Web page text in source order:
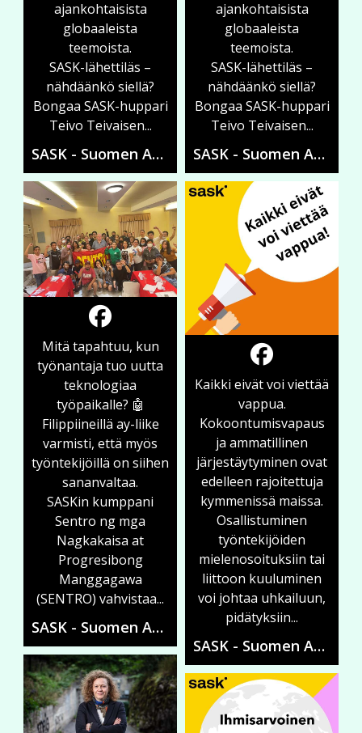
ajankohtaisista
globaaleista
teemoista.
SASK-lähettiläs –
nähdäänkö siellä?
Bongaa SASK-huppari
Teivo Teivaisen...
SASK - Suomen Ammattiliittojen Solidaarisuuskeskus
Mitä tapahtuu, kun
työnantaja tuo uutta
teknologiaa
työpaikalle? 🤖
Filippiineillä ay-liike
varmisti, että myös
työntekijöillä on siihen
sananvaltaa.
SASKin kumppani
Sentro ng mga
Nagkakaisa at
Progresibong
Manggagawa
(SENTRO) vahvistaa...
SASK - Suomen Ammattiliittojen Solidaarisuuskeskus
ajankohtaisista
globaaleista
teemoista.
SASK-lähettiläs –
nähdäänkö siellä?
Bongaa SASK-huppari
Teivo Teivaisen...
SASK - Suomen Ammattiliittojen Solidaarisuuskeskus
Kaikki eivät voi viettää
vappua.
Kokoontumisvapaus
ja ammatillinen
järjestäytyminen ovat
edelleen rajoitettuja
kymmenissä maissa.
Osallistuminen
työntekijöiden
mielenosoituksiin tai
liittoon kuuluminen
voi johtaa uhkailuun,
pidätyksiin...
SASK - Suomen Ammattiliittojen Solidaarisuuskeskus